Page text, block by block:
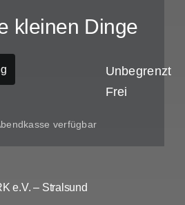
kleinen Dinge
Unbegrenzt
Frei
verfügbar
e.V. – Stralsund